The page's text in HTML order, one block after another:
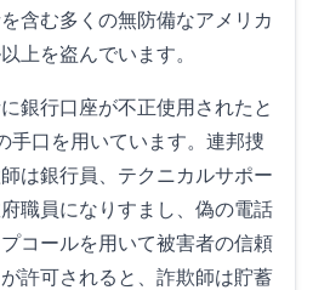
含む多くの無防備なアメリカ
上を盗んでいます。
銀行口座が不正使用されたと
手口を用いています。連邦捜
は銀行員、テクニカルサポー
職員になりすまし、偽の電話
コールを用いて被害者の信頼
許可されると、詐欺師は貯蓄